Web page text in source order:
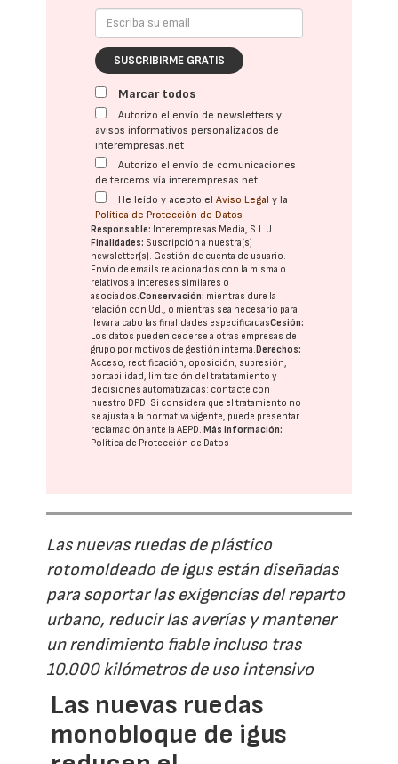
SUSCRIBIRME GRATIS
Marcar todos
Autorizo el envío de newsletters y
avisos informativos personalizados de
interempresas.net
Autorizo el envío de comunicaciones
de terceros vía interempresas.net
He leído y acepto elAviso Legal y la
Política de Protección de Datos
Responsable: Interempresas Media, S.L.U.
Finalidades: Suscripción a nuestra(s)
newsletter(s). Gestión de cuenta de usuario.
Envío de emails relacionados con la misma o
relativos a intereses similares o
asociados.Conservación: mientras dure la
relación con Ud., o mientras sea necesario para
llevar a cabo las finalidades especificadasCesión:
Los datos pueden cederse a otras empresas del
grupo por motivos de gestión interna.Derechos:
Acceso, rectificación, oposición, supresión,
portabilidad, limitación del tratatamiento y
decisiones automatizadas: contacte con
nuestro DPD. Si considera que el tratamiento no
se ajusta a la normativa vigente, puede presentar
reclamación ante laAEPD.Más información:
Política de Protección de Datos
Las nuevas ruedas de plástico
rotomoldeado de igus están diseñadas
para soportar las exigencias del reparto
urbano, reducir las averías y mantener
un rendimiento fiable incluso tras
10.000 kilómetros de uso intensivo
Las nuevas ruedas
monobloque de igus